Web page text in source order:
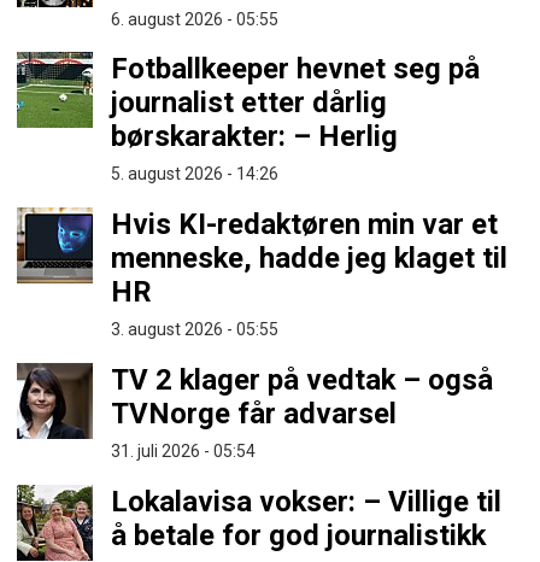
6. august 2026 - 05:55
Fotballkeeper hevnet seg på
journalist etter dårlig
børskarakter: – Herlig
5. august 2026 - 14:26
Hvis KI-redaktøren min var et
menneske, hadde jeg klaget til
HR
3. august 2026 - 05:55
TV 2 klager på vedtak – også
TVNorge får advarsel
31. juli 2026 - 05:54
Lokalavisa vokser: – Villige til
å betale for god journalistikk